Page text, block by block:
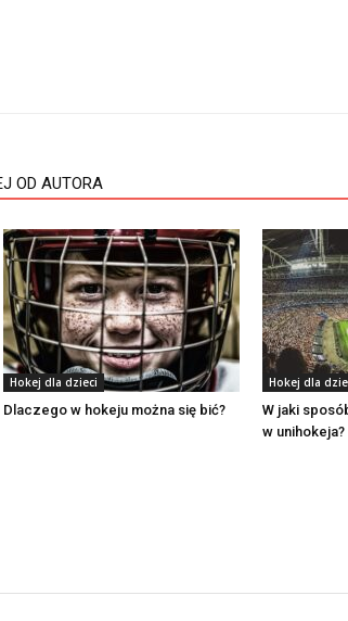
OD AUTORA
Hokej dla dzieci
Dlaczego w hokeju można się bić?
Hokej dla
W jaki
w unihokeja?